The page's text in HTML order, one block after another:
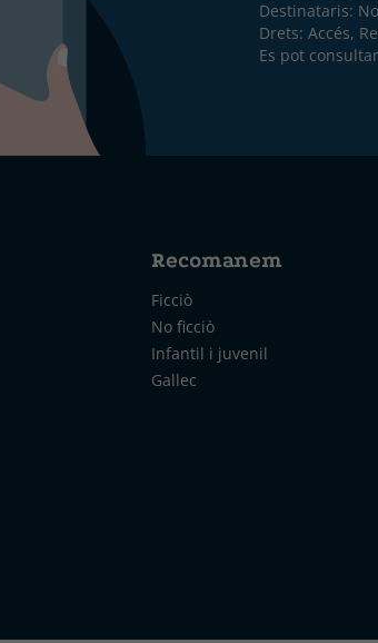
Destinataris:
Drets: Accés,
Es pot
Recomanem
Ficciò
No ficciò
Infantil i juvenil
Gallec